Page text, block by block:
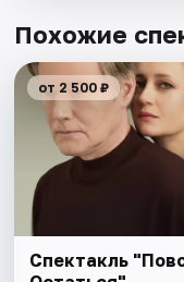
Похожие
от 2 500 ₽
Спектакль